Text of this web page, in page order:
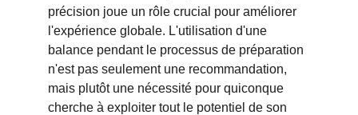
précision joue un rôle crucial pour améliorer
l'expérience globale. L'utilisation d'une
balance pendant le processus de préparation
n'est pas seulement une recommandation,
mais plutôt une nécessité pour quiconque
cherche à exploiter tout le potentiel de son